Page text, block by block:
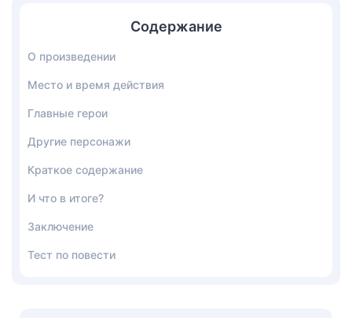
Содержание
О произведении
Место и время действия
Главные герои
Другие персонажи
Краткое содержание
И что в итоге?
Заключение
Тест по повести